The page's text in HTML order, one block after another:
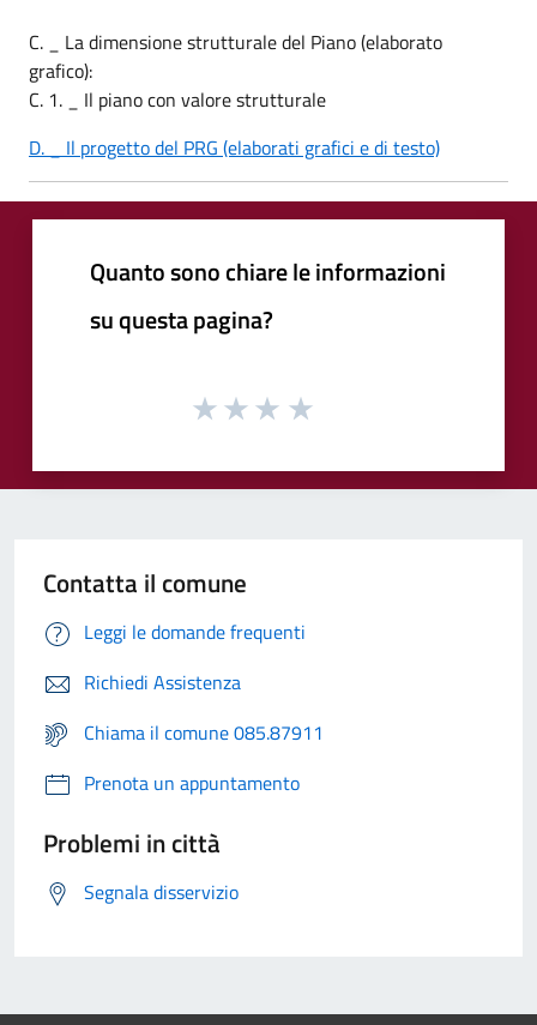
C. _ La dimensione strutturale del Piano (elaborato
grafico):
C. 1. _ Il piano con valore strutturale
D. _ Il progetto del PRG (elaborati grafici e di testo)
Quanto sono chiare le informazioni
su questa pagina?
Contatta il comune
Leggi le domande frequenti
Richiedi Assistenza
Chiama il comune 085.87911
Prenota un appuntamento
Problemi in città
Segnala disservizio